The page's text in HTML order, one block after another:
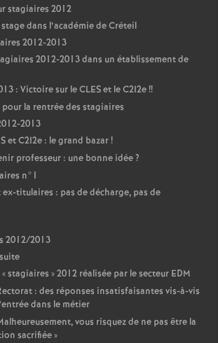
stagiaires 2012
dans l’académie de Créteil
2012-2013
2012-2013 dans un établissement de
: Victoire sur leCLESet le C2I2e!!
la rentrée des stagiaires
2013
et C2I2e : le grand bazar!
professeur : une bonne idée?
n°1
titulaires : pas de décharge, pas de
2012/2013
stagiaires » 2012 réalisée par le secteur EDM
: des réponses insatisfaisantes vis-à-vis
dans le métier
vous risquez de ne pas être la
sacrifiée»